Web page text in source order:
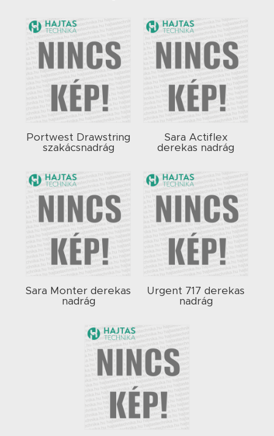
Portwest Drawstring
szakácsnadrág
Sara Actiflex
derekas nadrág
Sara Monter derekas
nadrág
Urgent 717 derekas
nadrág